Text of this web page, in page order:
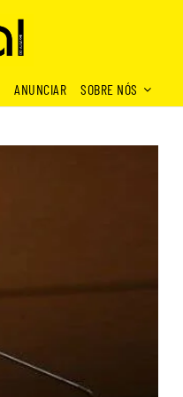
ANUNCIAR SOBRE NÓS